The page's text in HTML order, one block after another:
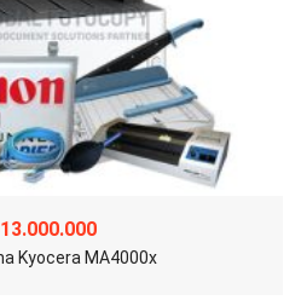
13.000.000
Kyocera MA4000x